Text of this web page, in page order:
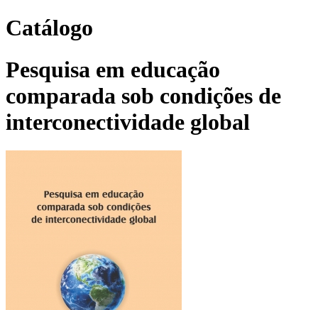
Catálogo
Pesquisa em educação
comparada sob condições de
interconectividade global